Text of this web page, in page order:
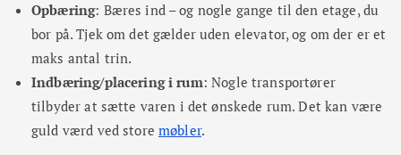
Opbæring: Bæres ind – og nogle gange til den etage, du
bor på. Tjek om det gælder uden elevator, og om der er et
maks antal trin.
Indbæring/placering i rum: Nogle transportører
tilbyder at sætte varen i det ønskede rum. Det kan være
guld værd ved store møbler.